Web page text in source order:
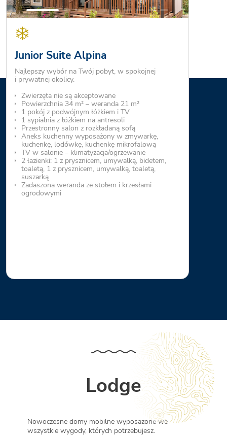
Junior Suite Alpina
Najlepszy wybór na Twój pobyt, w spokojnej
i prywatnej okolicy.
Zwierzęta nie są akceptowane
Powierzchnia 34 m² – weranda 21 m²
1 pokój z podwójnym łóżkiem i TV
1 sypialnia z łóżkiem na antresoli
Przestronny salon z rozkładaną sofą
Aneks kuchenny wyposażony w zmywarkę,
kuchenkę, lodówkę, kuchenkę mikrofalową
TV w salonie – klimatyzacja/ogrzewanie
2 łazienki: 1 z prysznicem, umywalką, bidetem,
toaletą, 1 z prysznicem, umywalką, toaletą,
suszarką
Zadaszona weranda ze stołem i krzesłami
ogrodowymi
Lodge
Nowoczesne domy mobilne wyposażone we
wszystkie wygody, których potrzebujesz.